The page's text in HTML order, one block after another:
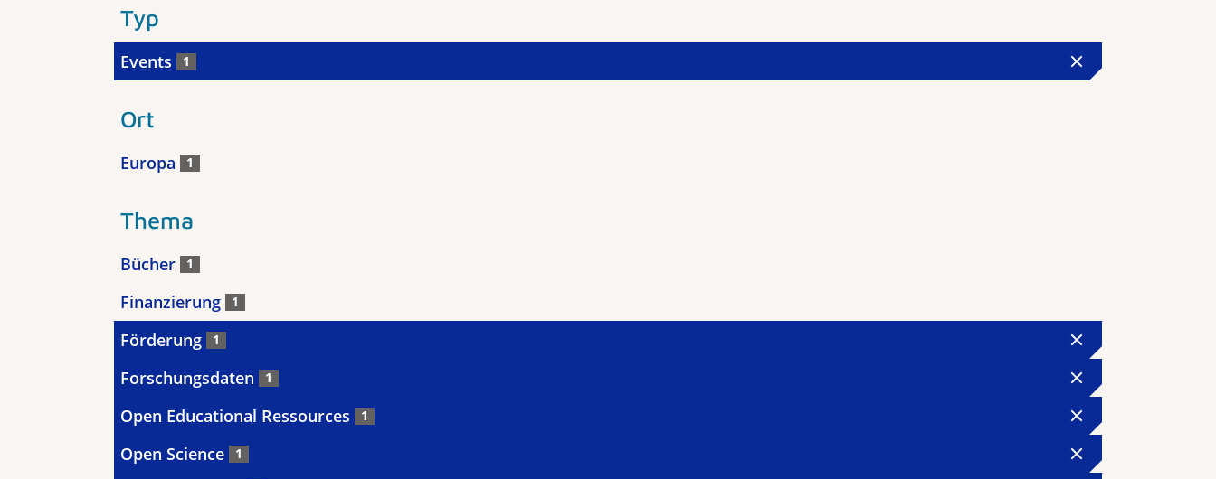
Typ
Events 1
Ort
Europa 1
Thema
Bücher 1
Finanzierung 1
Förderung 1
Forschungsdaten 1
Open Educational Ressources 1
Open Science 1